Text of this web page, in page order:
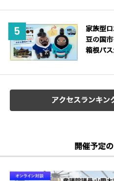
家族型
豆の国
箱根バ
アクセスランキン
開催予定